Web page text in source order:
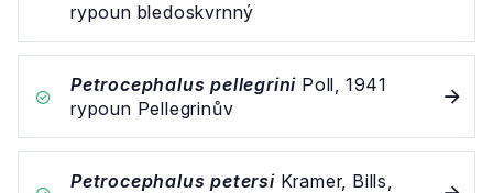
rypoun bledoskvrnný
Petrocephalus pellegrini Poll, 1941
rypoun Pellegrinův
Petrocephalus petersiKramer, Bills,